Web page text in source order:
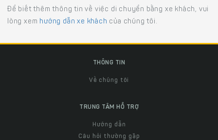
Để biết thêm thông tin về việc di chuyển bằng xe khách, vui
lòng xem hướng dẫn xe khách của chúng tôi.
THÔNG TIN
Về chúng tôi
TRUNG TÂM HỖ TRỢ
Hướng dẫn
Câu hỏi thường gặp